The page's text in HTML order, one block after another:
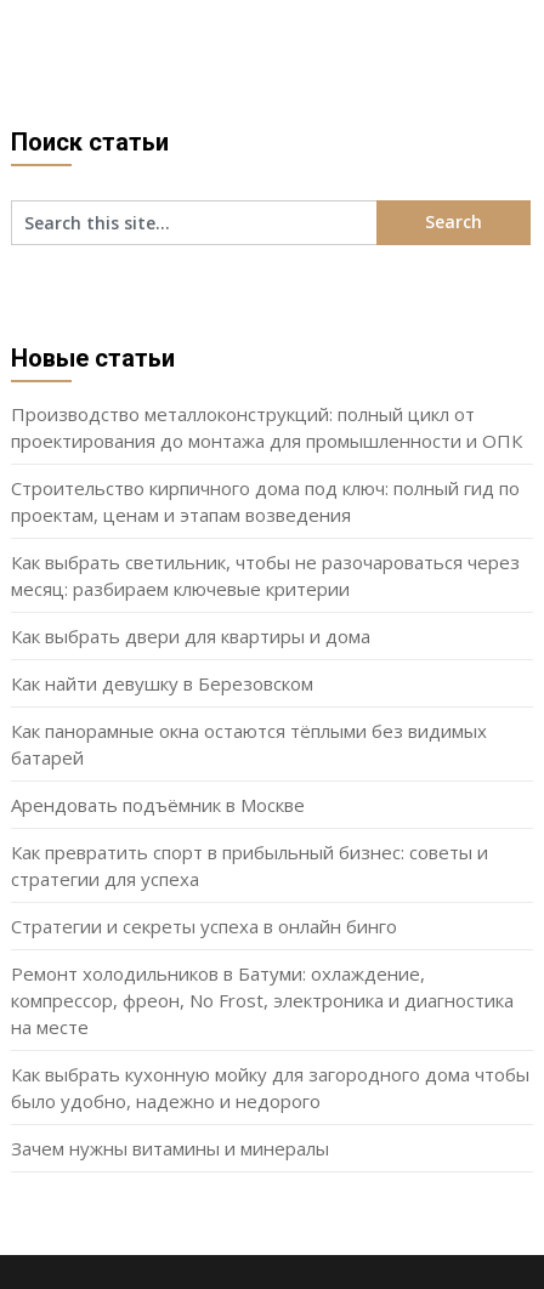
Поиск статьи
Новые статьи
Производство металлоконструкций: полный цикл от
проектирования до монтажа для промышленности и ОПК
Строительство кирпичного дома под ключ: полный гид по
проектам, ценам и этапам возведения
Как выбрать светильник, чтобы не разочароваться через
месяц: разбираем ключевые критерии
Как выбрать двери для квартиры и дома
Как найти девушку в Березовском
Как панорамные окна остаются тёплыми без видимых
батарей
Арендовать подъёмник в Москве
Как превратить спорт в прибыльный бизнес: советы и
стратегии для успеха
Стратегии и секреты успеха в онлайн бинго
Ремонт холодильников в Батуми: охлаждение,
компрессор, фреон, No Frost, электроника и диагностика
на месте
Как выбрать кухонную мойку для загородного дома чтобы
было удобно, надежно и недорого
Зачем нужны витамины и минералы